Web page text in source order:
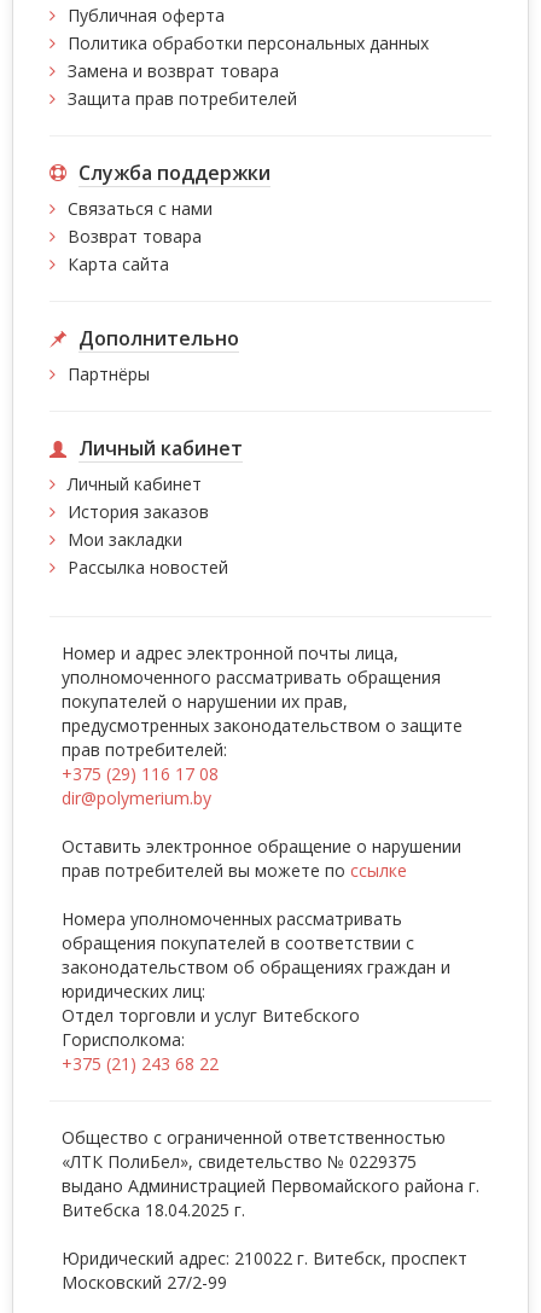
Публичная оферта
Политика обработки персональных данных
Замена и возврат товара
Защита прав потребителей
Служба поддержки
Связаться с нами
Возврат товара
Карта сайта
Дополнительно
Партнёры
Личный кабинет
Личный кабинет
История заказов
Мои закладки
Рассылка новостей
Номер и адрес электронной почты лица,
уполномоченного рассматривать обращения
покупателей о нарушении их прав,
предусмотренных законодательством о защите
прав потребителей:
+375 (29) 116 17 08
dir@polymerium.by
Оставить электронное обращение о нарушении
прав потребителей вы можете по ссылке
Номера уполномоченных рассматривать
обращения покупателей в соответствии с
законодательством об обращениях граждан и
юридических лиц:
Отдел торговли и услуг Витебского
Горисполкома:
+375 (21) 243 68 22
Общество с ограниченной ответственностью
«ЛТК ПолиБел», свидетельство № 0229375
выдано Администрацией Первомайского района г.
Витебска 18.04.2025 г.
Юридический адрес: 210022 г. Витебск, проспект
Московский 27/2-99